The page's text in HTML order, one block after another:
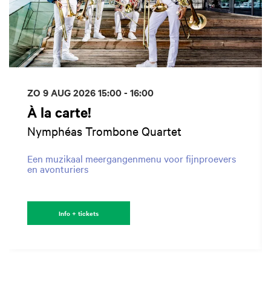
À la carte!
Nymphéas Trombone Quartet
Een muzikaal meergangenmenu voor fijnproevers
en avonturiers
ZO 9 AUG 202615:00 - 16:00
Info + tickets